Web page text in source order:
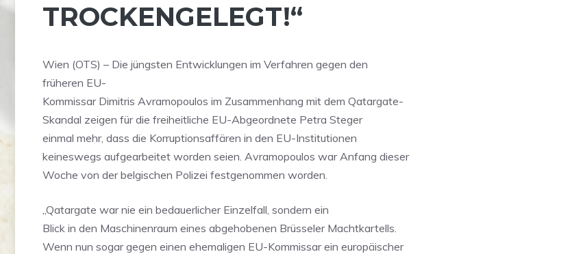
TROCKENGELEGT!“
Wien (OTS) – Die jüngsten Entwicklungen im Verfahren gegen den
früheren EU-
Kommissar Dimitris Avramopoulos im Zusammenhang mit dem Qatargate-
Skandal zeigen für die freiheitliche EU-Abgeordnete Petra Steger
einmal mehr, dass die Korruptionsaffären in den EU-Institutionen
keineswegs aufgearbeitet worden seien. Avramopoulos war Anfang dieser
Woche von der belgischen Polizei festgenommen worden.
„Qatargate war nie ein bedauerlicher Einzelfall, sondern ein
Blick in den Maschinenraum eines abgehobenen Brüsseler Machtkartells.
Wenn nun sogar gegen einen ehemaligen EU-Kommissar ein europäischer